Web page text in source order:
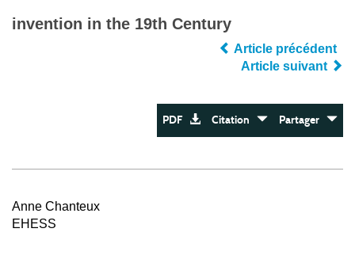
invention in the 19th Century
Article précédent
Article suivant
PDF Citation Partager
Anne Chanteux
EHESS